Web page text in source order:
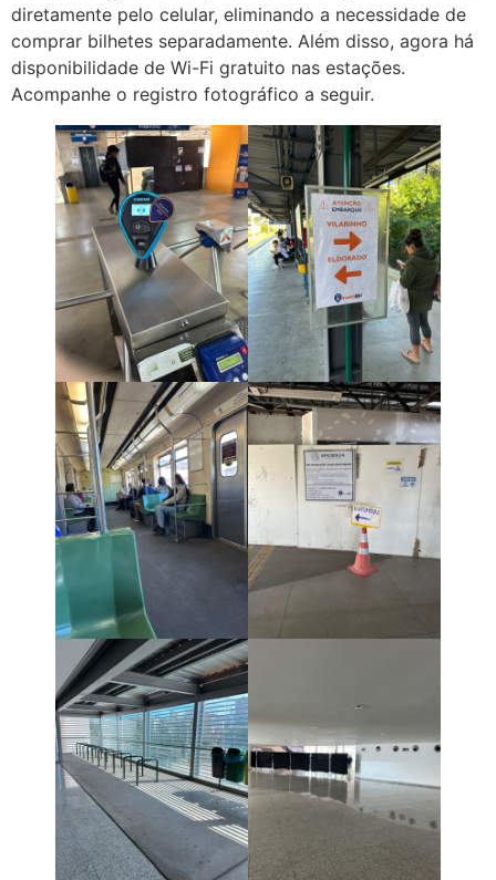
diretamente pelo celular, eliminando a necessidade de
comprar bilhetes separadamente. Além disso, agora há
disponibilidade de Wi-Fi gratuito nas estações.
Acompanhe o registro fotográfico a seguir.